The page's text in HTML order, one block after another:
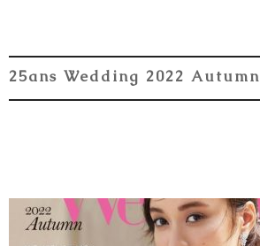
25ans Wedding 2022 Autumn